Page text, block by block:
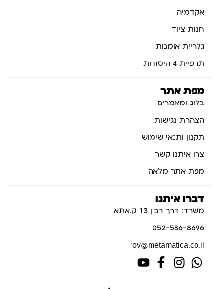
אקדמיה
חנות ציוד
גלריית אומנות
תרפיית 4 היסודות
מפת אתר
בלוג ומאמרים
הצהרת נגישות
תקנון ותנאי שימוש
צרו איתנו קשר
מפת אתר מלאה
דברו איתנו
משרד: דרך רבין 13 ק.אתא
052-586-8696
rov@metamatica.co.il